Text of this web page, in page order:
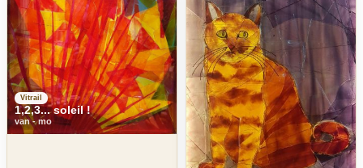
Vitrail
1,2,3... soleil !
van - mo